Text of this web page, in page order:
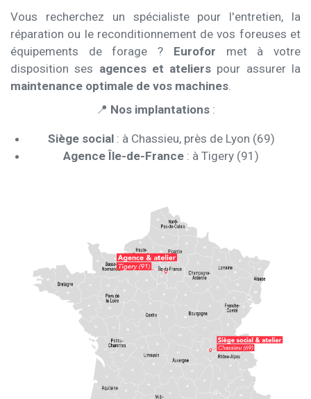
Vous recherchez un spécialiste pour l'entretien, la
réparation ou le reconditionnement de vos foreuses et
équipements de forage ? Eurofor met à votre
disposition ses agences et ateliers pour assurer la
maintenance optimale de vos machines
📍 Nos implantations :
Siège social: à Chassieu, près de Lyon (69)
Agence Île-de-France : à Tigery (91)